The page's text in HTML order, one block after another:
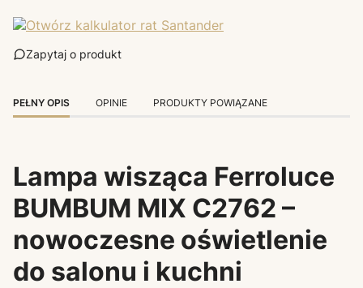
Zapytaj o produkt
PEŁNY OPIS OPINIE PRODUKTY POWIĄZANE
Lampa wisząca Ferroluce
BUMBUM MIX C2762 –
nowoczesne oświetlenie
do salonu i kuchni